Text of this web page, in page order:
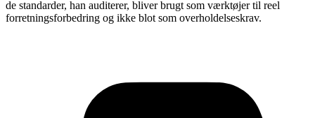
de standarder, han auditerer, bliver brugt som værktøjer til reel
forretningsforbedring og ikke blot som overholdelseskrav.